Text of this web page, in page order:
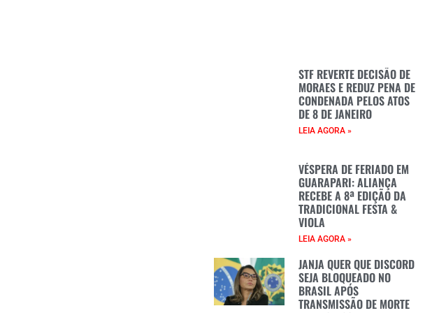
STF REVERTE DECISÃO DE
MORAES E REDUZ PENA DE
CONDENADA PELOS ATOS
DE 8 DE JANEIRO
LEIA AGORA »
VÉSPERA DE FERIADO EM
GUARAPARI: ALIANÇA
RECEBE A 8ª EDIÇÃO DA
TRADICIONAL FESTA &
VIOLA
LEIA AGORA »
JANJA QUER QUE DISCORD
SEJA BLOQUEADO NO
BRASIL APÓS
TRANSMISSÃO DE MORTE